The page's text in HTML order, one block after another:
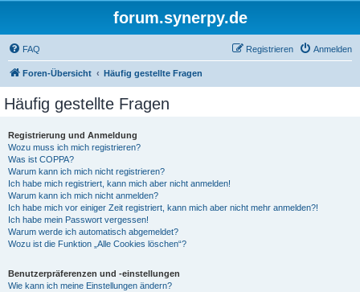
forum.synerpy.de
FAQ Anmelden
Registrieren
Foren-Übersicht Häufig gestellte Fragen
Häufig gestellte Fragen
Registrierung und Anmeldung
Wozu muss ich mich registrieren?
Was ist COPPA?
Warum kann ich mich nicht registrieren?
Ich habe mich registriert, kann mich aber nicht anmelden!
Warum kann ich mich nicht anmelden?
Ich habe mich vor einiger Zeit registriert, kann mich aber nicht mehr anmelden?!
Ich habe mein Passwort vergessen!
Warum werde ich automatisch abgemeldet?
Wozu ist die Funktion „Alle Cookies löschen“?
Benutzerpräferenzen und -einstellungen
Wie kann ich meine Einstellungen ändern?